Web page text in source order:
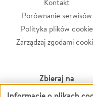
Kontakt
Porównanie serwisów
Polityka plików cookie
Zarządzaj zgodami
Zbieraj na